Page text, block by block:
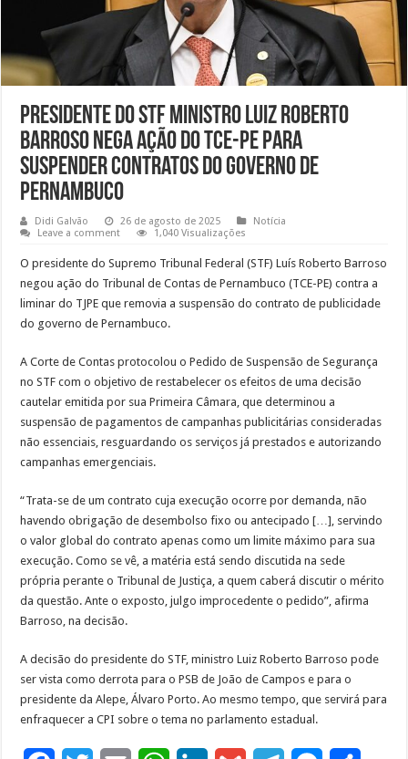
Presidente do STF Ministro Luiz Roberto
Barroso nega ação do TCE-PE para
suspender contratos do governo de
Pernambuco
Didi Galvão 26 de agosto de 2025
Notícia
Leave a comment
1,040 Visualizações
O presidente do Supremo Tribunal Federal (STF) Luís Roberto Barroso
negou ação do Tribunal de Contas de Pernambuco (TCE-PE) contra a
liminar do TJPE que removia a suspensão do contrato de publicidade
do governo de Pernambuco.
A Corte de Contas protocolou o Pedido de Suspensão de Segurança
no STF com o objetivo de restabelecer os efeitos de uma decisão
cautelar emitida por sua Primeira Câmara, que determinou a
suspensão de pagamentos de campanhas publicitárias consideradas
não essenciais, resguardando os serviços já prestados e autorizando
campanhas emergenciais.
“Trata-se de um contrato cuja execução ocorre por demanda, não
havendo obrigação de desembolso fixo ou antecipado […], servindo
o valor global do contrato apenas como um limite máximo para sua
execução. Como se vê, a matéria está sendo discutida na sede
própria perante o Tribunal de Justiça, a quem caberá discutir o mérito
da questão. Ante o exposto, julgo improcedente o pedido”, afirma
Barroso, na decisão.
A decisão do presidente do STF, ministro Luiz Roberto Barroso pode
ser vista como derrota para o PSB de João de Campos e para o
presidente da Alepe, Álvaro Porto. Ao mesmo tempo, que servirá para
enfraquecer a CPI sobre o tema no parlamento estadual.